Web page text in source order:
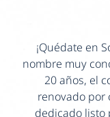
¡Quédate en
nombre muy
20 años, el
renovado por
dedicado listo